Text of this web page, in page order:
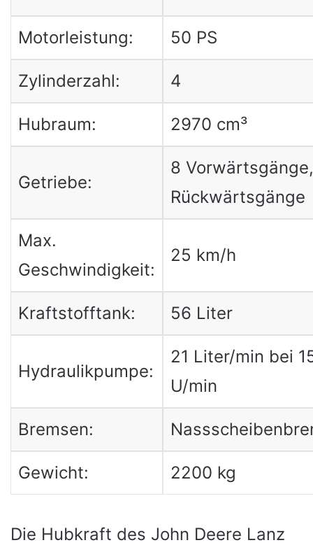
Motorleistung: 50 PS
Zylinderzahl: 4
Hubraum: 2970 cm³
Getriebe:
8
Rückwärtsgänge
Max.
Geschwindigkeit:
25 km/h
Kraftstofftank: 56 Liter
Hydraulikpumpe:
21 Liter/min bei
U/min
Bremsen:
Gewicht: 2200 kg
Die Hubkraft des John Deere Lanz